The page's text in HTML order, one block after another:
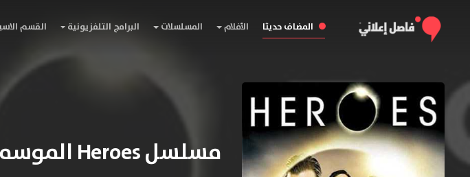
المضاف حديثا الأفلام المسلسلات البرامج التلفزيونية القسم
مسلسل Heroes الموسم الثالث